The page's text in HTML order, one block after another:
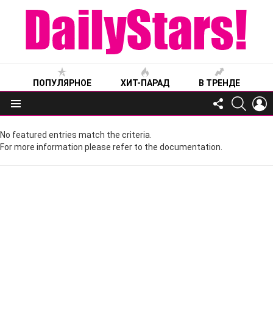
ПОПУЛЯРНОЕ ХИТ-ПАРАД В ТРЕНДЕ
Меню
FOLLOW
US
No featured entries match the criteria.
For more information please refer to the documentation.